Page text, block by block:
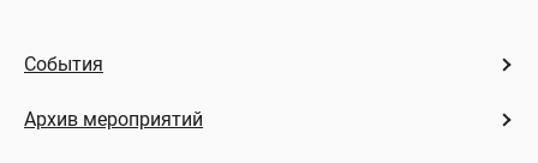
События
Архив мероприятий